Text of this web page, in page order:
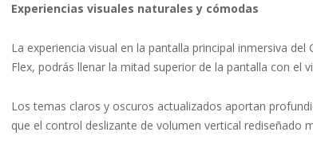
Experiencias visuales naturales y cómodas
La experiencia visual en la pantalla principal inmersiva
Flex, podrás llenar la mitad superior de la pantalla con el
Los temas claros y oscuros actualizados aportan
que el control deslizante de volumen vertical rediseñado